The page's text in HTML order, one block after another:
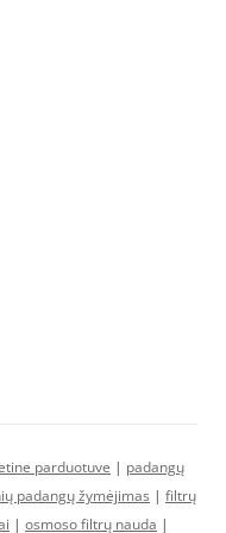
parduotuve | padangų
padangų žymėjimas | filtrų
| osmoso filtrų nauda |